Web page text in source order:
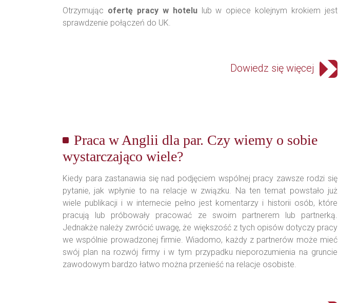
Otrzymując ofertę pracy w hotelulub w opiece kolejnym krokiem jest
sprawdzenie połączeń do UK.
Dowiedz się więcej
Praca w Anglii dla par. Czy wiemy o sobie
wystarczająco wiele?
Kiedy para zastanawia się nad podjęciem wspólnej pracy zawsze rodzi się
pytanie, jak wpłynie to na relacje w związku. Na ten temat powstało już
wiele publikacji i w internecie pełno jest komentarzy i historii osób, które
pracują lub próbowały pracować ze swoim partnerem lub partnerką.
Jednakże należy zwrócić uwagę, że większość z tych opisów dotyczy pracy
we wspólnie prowadzonej firmie. Wiadomo, każdy z partnerów może mieć
swój plan na rozwój firmy i w tym przypadku nieporozumienia na gruncie
zawodowym bardzo łatwo można przenieść na relacje osobiste.